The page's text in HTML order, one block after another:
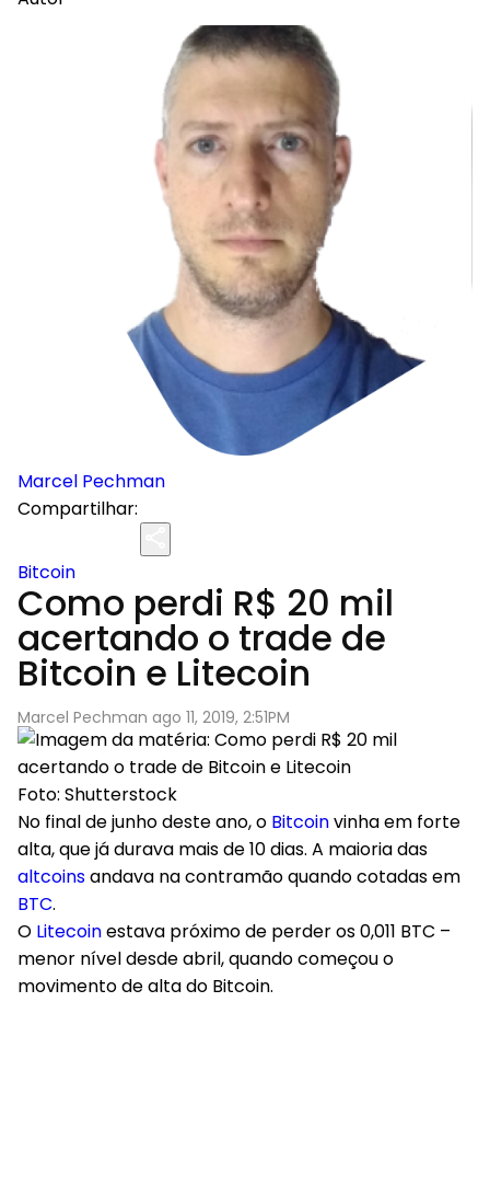
Marcel Pechman
Compartilhar:
Bitcoin
Como perdi R$ 20 mil
acertando o trade de
Bitcoin e Litecoin
Marcel Pechman ago 11, 2019, 2:51PM
Foto: Shutterstock
No final de junho deste ano, o Bitcoinvinha em forte
alta, que já durava mais de 10 dias. A maioria das
altcoinsandava na contramão quando cotadas em
BTC.
O Litecoinestava próximo de perder os 0,011 BTC –
menor nível desde abril, quando começou o
movimento de alta do Bitcoin.